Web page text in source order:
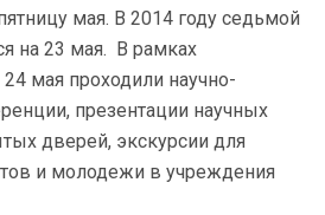
мая. В 2014 году седьмой
на 23 мая. В рамках
мая проходили научно-
презентации научных
дверей, экскурсии для
и молодежи в учреждения